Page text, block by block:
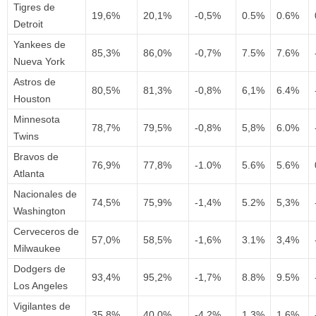
Tigres de
Detroit
19,6% 20,1% -0,5% 0.5% 0.6%
Yankees de
Nueva York
85,3% 86,0% -0,7% 7.5% 7.6%
Astros de
Houston
80,5% 81,3% -0,8% 6,1% 6.4%
Minnesota
Twins
78,7% 79,5% -0,8% 5,8% 6.0%
Bravos de
Atlanta
76,9% 77,8% -1.0% 5.6% 5.6%
Nacionales de
Washington
74,5% 75,9% -1,4% 5.2% 5,3%
Cerveceros de
Milwaukee
57,0% 58,5% -1,6% 3.1% 3,4%
Dodgers de
Los Angeles
93,4% 95,2% -1,7% 8.8% 9.5%
Vigilantes de